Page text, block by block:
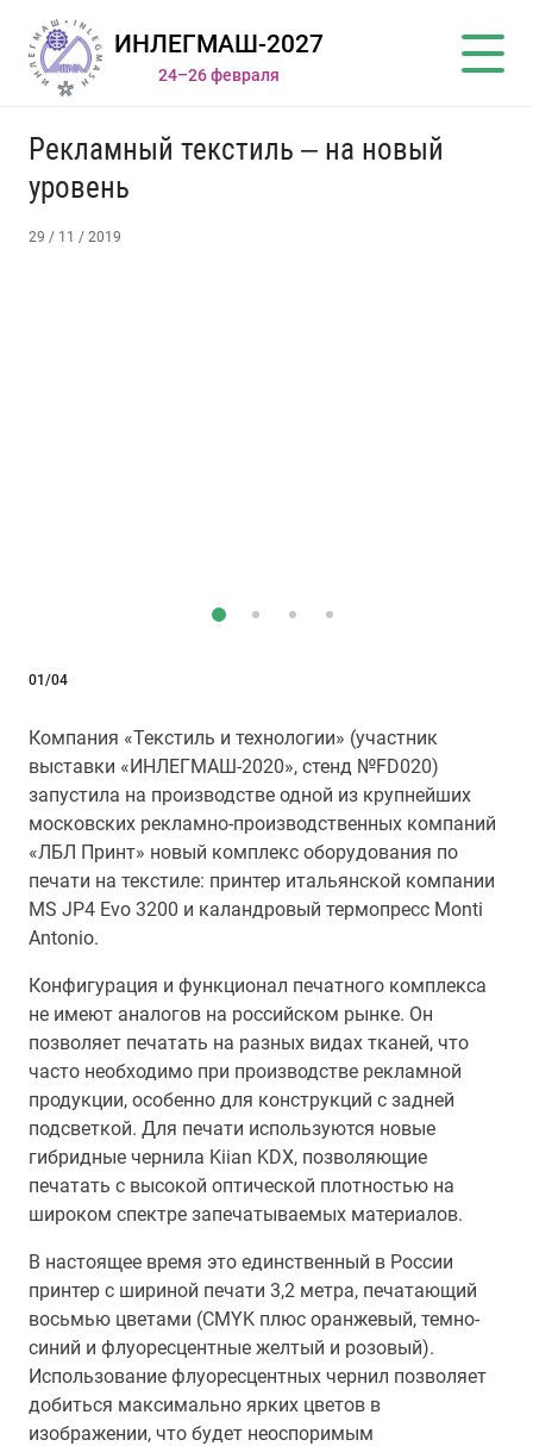
ИНЛЕГМАШ-2027
24–26 февраля
Рекламный текстиль – на новый
уровень
29 / 11 / 2019
01/04
Компания «Текстиль и технологии» (участник
выставки «ИНЛЕГМАШ-2020», стенд №FD020)
запустила на производстве одной из крупнейших
московских рекламно-производственных компаний
«ЛБЛ Принт» новый комплекс оборудования по
печати на текстиле: принтер итальянской компании
MS JP4 Evo 3200 и каландровый термопресс Monti
Antonio.
Конфигурация и функционал печатного комплекса
не имеют аналогов на российском рынке. Он
позволяет печатать на разных видах тканей, что
часто необходимо при производстве рекламной
продукции, особенно для конструкций с задней
подсветкой. Для печати используются новые
гибридные чернила Kiian KDX, позволяющие
печатать с высокой оптической плотностью на
широком спектре запечатываемых материалов.
В настоящее время это единственный в России
принтер с шириной печати 3,2 метра, печатающий
восьмью цветами (CMYK плюс оранжевый, темно-
синий и флуоресцентные желтый и розовый).
Использование флуоресцентных чернил позволяет
добиться максимально ярких цветов в
изображении, что будет неоспоримым